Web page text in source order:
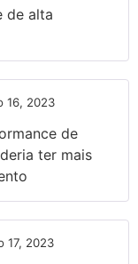
de alta
16, 2023
de
ter mais
17, 2023